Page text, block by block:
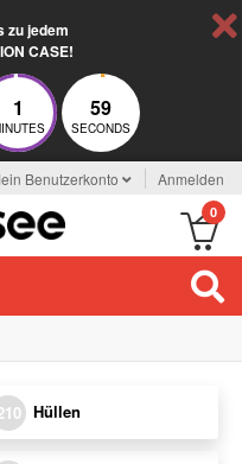
zu jedem
CASE!
1 57
SECONDS
Benutzerkonto Anmelden
0
Hüllen